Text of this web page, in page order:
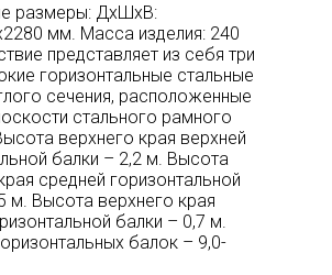
размеры: ДхШхВ:
мм. Масса изделия: 240
представляет из себя три
горизонтальные стальные
сечения, расположенные
стального рамного
верхнего края верхней
балки – 2,2 м. Высота
средней горизонтальной
м. Высота верхнего края
балки – 0,7 м.
балок – 9,0-